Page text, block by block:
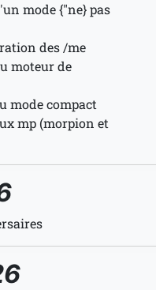
mode {"ne} pas
des /me
moteur de
mode compact
mp (morpion et